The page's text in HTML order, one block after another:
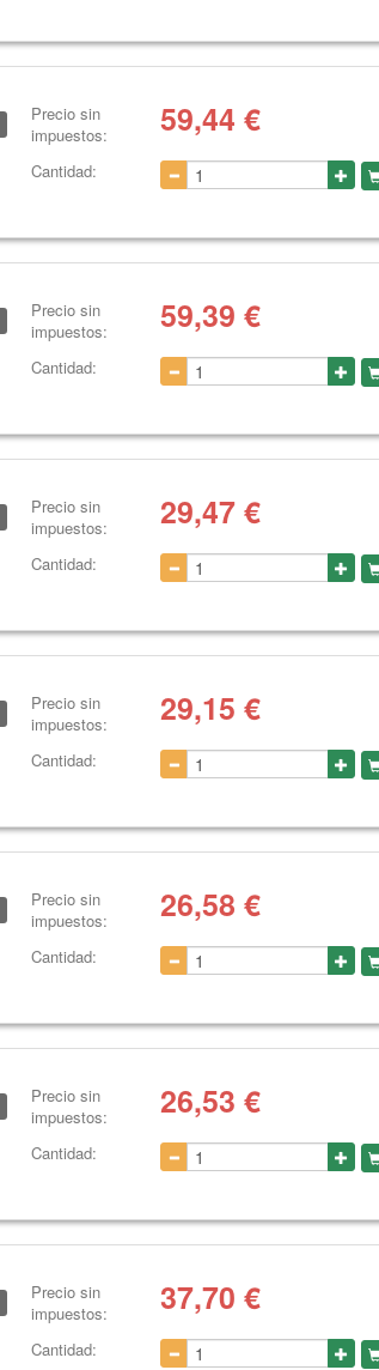
Precio sin
impuestos:
59,44 €
Cantidad:
Precio sin
impuestos:
59,39 €
Cantidad:
Precio sin
impuestos:
29,47€
Cantidad:
Precio sin
impuestos:
29,15 €
Cantidad:
Precio sin
impuestos:
26,58 €
Cantidad:
Precio sin
impuestos:
26,53 €
Cantidad:
Precio sin
impuestos:
37,70 €
Cantidad: